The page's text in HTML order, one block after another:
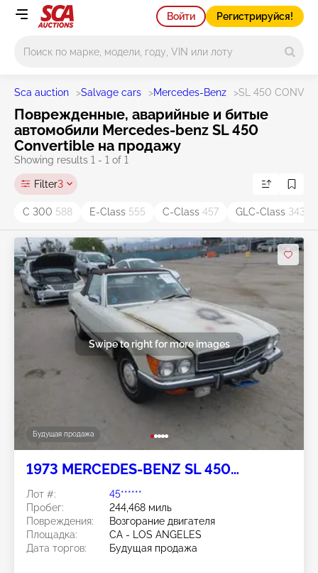
Войти Регистрируйся!
Sca auction >Salvage cars >Mercedes-Benz >SL 450
Поврежденные, аварийные и битые
автомобили Mercedes-benz SL 450
Convertible на продажу
Showing results 1 - 1 of 1
Filter3
C 300 588 E-Class 555 C-Class 457 GLC-Class 343
Будущая продажа
Swipe to right for more images
1973 MERCEDES-BENZ SL 450
Лот #:
45******
Пробег:
244,468 миль
Повреждения:
Возгорание двигателя
Площадка:
CA - LOS ANGELES
Дата торгов:
Будущая продажа